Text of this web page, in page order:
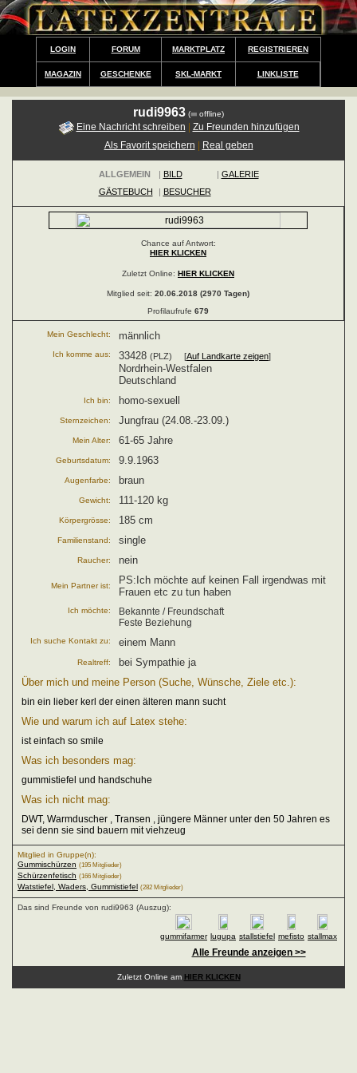
LOGIN FORUM MARKTPLATZ REGISTRIEREN
MAGAZIN GESCHENKE SKL-MARKT LINKLISTE
rudi9963 ( offline)
Eine Nachricht schreiben
Zu Freunden hinzufügen
Als Favorit speichern
Real geben
ALLGEMEIN | BILD | GALERIE
GÄSTEBUCH
| BESUCHER
Chance auf Antwort:
HIER KLICKEN
Zuletzt Online: HIER KLICKEN
Mitglied seit: 20.06.2018 (2970 Tagen)
Profilaufrufe 679
Mein Geschlecht: männlich
Ich komme aus: 33428 (PLZ) [Auf Landkarte zeigen]
Nordrhein-Westfalen
Deutschland
Ich bin: homo-sexuell
Sternzeichen: Jungfrau (24.08.-23.09.)
Mein Alter: 61-65 Jahre
Geburtsdatum: 9.9.1963
Augenfarbe: braun
Gewicht: 111-120 kg
Körpergrösse: 185 cm
Familienstand: single
Raucher: nein
Mein Partner ist:
PS:Ich möchte auf keinen Fall irgendwas mit
Frauen etc zu tun haben
Ich möchte:
Bekannte / Freundschaft
Feste Beziehung
Ich suche Kontakt zu: einem Mann
Realtreff:
bei Sympathie ja
Über mich und meine Person (Suche, Wünsche, Ziele etc.):
bin ein lieber kerl der einen älteren mann sucht
Wie und warum ich auf Latex stehe:
ist einfach so smile
Was ich besonders mag:
gummistiefel und handschuhe
Was ich nicht mag:
DWT, Warmduscher , Transen , jüngere Männer unter den 50 Jahren es
sei denn sie sind bauern mit viehzeug
Mitglied in Gruppe(n):
Gummischürzen (195 Mitglieder)
Schürzenfetisch (166 Mitglieder)
Watstiefel, Waders, Gummistiefel (282 Mitglieder)
Das sind Freunde von rudi9963 (Auszug):
gummifarmer lugupa stallstiefel mefisto stallmax
Alle Freunde anzeigen >>
Zuletzt Online am HIER KLICKEN